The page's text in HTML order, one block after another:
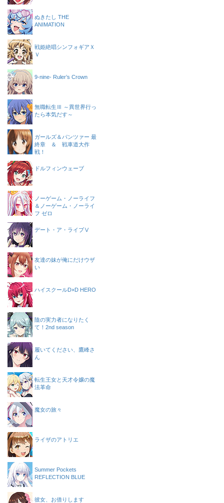
ぬきたし THE
ANIMATION
戦姫絶唱シンフォギアＸ
Ｖ
9-nine- Ruler’s Crown
無職転生Ⅲ ～異世界行っ
たら本気だす～
ガールズ＆パンツァー 最
終章 ＆ 戦車道大作
戦！
ドルフィンウェーブ
ノーゲーム・ノーライフ
＆ノーゲーム・ノーライ
フ ゼロ
デート・ア・ライブⅤ
友達の妹が俺にだけウザ
い
ハイスクールD×D HERO
陰の実力者になりたく
て！2nd season
履いてください、鷹峰さ
ん
転生王女と天才令嬢の魔
法革命
魔女の旅々
ライザのアトリエ
Summer Pockets
REFLECTION BLUE
彼女、お借りします